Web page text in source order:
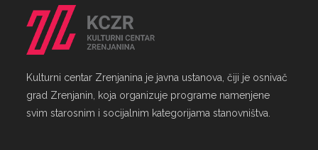
Kulturni centar Zrenjanina je javna ustanova, čiji je osnivač
grad Zrenjanin, koja organizuje programe namenjene
svim starosnim i socijalnim kategorijama stanovništva.